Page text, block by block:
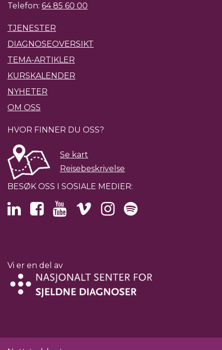
Telefon: 64 85 60 00
TJENESTER
DIAGNOSEOVERSIKT
TEMA-ARTIKLER
KURSKALENDER
NYHETER
OM OSS
HVOR FINNER DU OSS?
Se kart
Reisebeskrivelse
BESØK OSS I SOSIALE MEDIER:
Vi er en del av